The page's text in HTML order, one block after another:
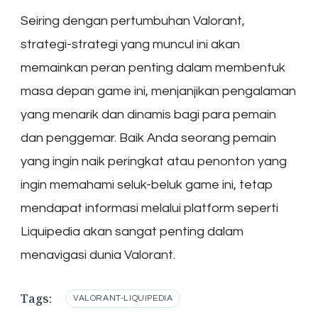
Seiring dengan pertumbuhan Valorant,
strategi-strategi yang muncul ini akan
memainkan peran penting dalam membentuk
masa depan game ini, menjanjikan pengalaman
yang menarik dan dinamis bagi para pemain
dan penggemar. Baik Anda seorang pemain
yang ingin naik peringkat atau penonton yang
ingin memahami seluk-beluk game ini, tetap
mendapat informasi melalui platform seperti
Liquipedia akan sangat penting dalam
menavigasi dunia Valorant.
Tags: VALORANT-LIQUIPEDIA